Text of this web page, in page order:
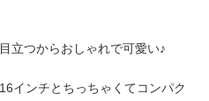
立つからおしゃれで可愛い♪
16インチとちっちゃくてコンパク